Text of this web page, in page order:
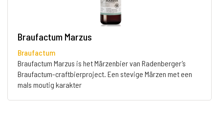
Braufactum Marzus
Braufactum
Braufactum Marzus is het Märzenbier van Radenberger’s
Braufactum-craftbierproject. Een stevige Märzen met een
mals moutig karakter